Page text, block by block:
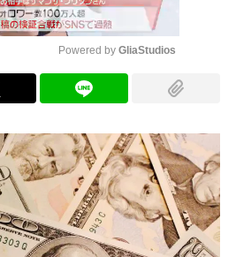
Powered by GliaStudios